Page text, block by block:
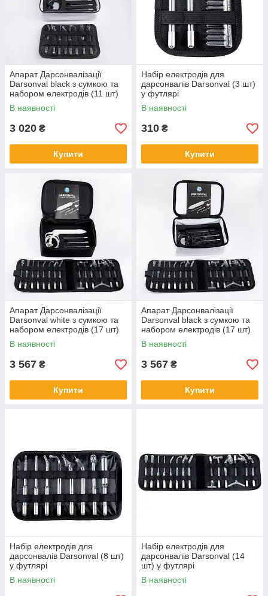
Апарат Дарсонвалізації
Darsonval black з сумкою та
набором електродів (11 шт)
В наявності
3 020 ₴
Купити
Набір електродів для
дарсонвалів Darsonval (3 шт)
у футлярі
В наявності
310 ₴
Купити
Апарат Дарсонвалізації
Darsonval white з сумкою та
набором електродів (17 шт)
В наявності
3 567 ₴
Купити
Апарат Дарсонвалізації
Darsonval black з сумкою та
набором електродів (17 шт)
В наявності
3 567 ₴
Купити
Набір електродів для
дарсонвалів Darsonval (8 шт)
у футлярі
В наявності
Набір електродів для
дарсонвалів Darsonval (14
шт) у футлярі
В наявності